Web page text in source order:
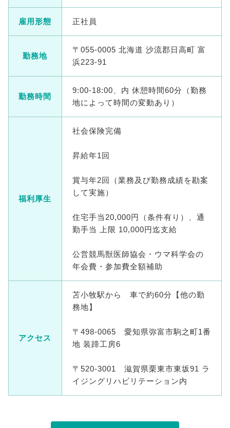
雇用形態 正社員
勤務地
〒055-0005 北海道 沙流郡日高町 富
浜223-91
勤務時間
9:00-18:00、内 休憩時間60分（勤務
地によって時間の変動あり）
福利厚生
社会保険完備
昇給年1回
賞与年2回（業務及び勤務成績を勘案
して実施）
住宅手当20,000円（条件有り）、通
勤手当 上限 10,000円迄支給
公営競馬獣医師協会・ウマ科学会の
年会費・参加費全額補助
アクセス
苫小牧駅から 車で約60分【他の勤
務地】
〒498-0065 愛知県弥富市駒之町1番
地 装蹄工房6
〒520-3001 滋賀県栗東市東坂91 ラ
イジングリハビリテーション内